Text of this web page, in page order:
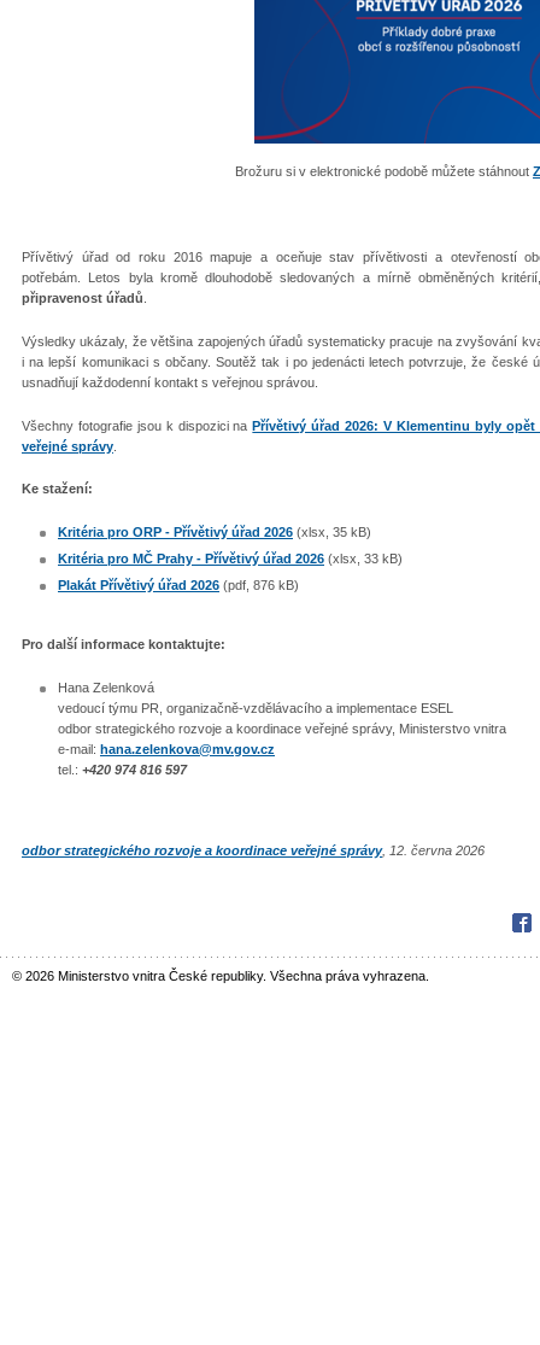
Brožuru si v elektronické podobě můžete stáhnout
Přívětivý úřad od roku 2016 mapuje a oceňuje stav přívětivosti a otevřeností
potřebám. Letos byla kromě dlouhodobě sledovaných a mírně obměněných
připravenost úřadů
Výsledky ukázaly, že většina zapojených úřadů systematicky pracuje na zvyšování
i na lepší komunikaci s občany. Soutěž tak i po jedenácti letech potvrzuje, že české
usnadňují každodenní kontakt s veřejnou správou.
Všechny fotografie jsou k dispozici naPřívětivý úřad 2026: V Klementinu byly
veřejné správy
Ke stažení:
Kritéria pro ORP - Přívětivý úřad 2026 (xlsx, 35 kB)
Kritéria pro MČ Prahy - Přívětivý úřad 2026 (xlsx, 33 kB)
Plakát Přívětivý úřad 2026 (pdf, 876 kB)
Pro další informace kontaktujte:
Hana Zelenková
vedoucí týmu PR, organizačně-vzdělávacího a implementace ESEL
odbor strategického rozvoje a koordinace veřejné správy, Ministerstvo vnitra
e-mail: hana.zelenkova@mv.gov.cz
tel.: +420 974 816 597
odbor strategického rozvoje a koordinace veřejné správy, 12. června 2026
© 2026 Ministerstvo vnitra České republiky. Všechna práva vyhrazena.